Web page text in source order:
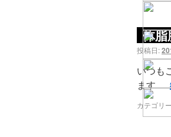
体
投稿日:
いつも
ます …
カテゴリ